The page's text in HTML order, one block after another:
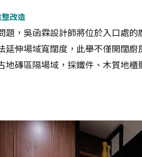
改造
題，吳函霖設計師將位於入口處
延伸場域寬闊度，此舉不僅開闊
地磚區隔場域，採鐵件、木質地